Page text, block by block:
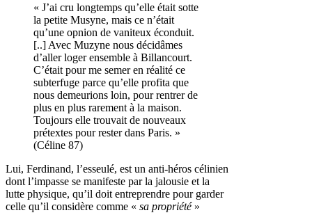
« J’ai cru longtemps qu’elle était sotte
la petite Musyne, mais ce n’était
qu’une opnion de vaniteux éconduit.
[..] Avec Muzyne nous décidâmes
d’aller loger ensemble à Billancourt.
C’était pour me semer en réalité ce
subterfuge parce qu’elle profita que
nous demeurions loin, pour rentrer de
plus en plus rarement à la maison.
Toujours elle trouvait de nouveaux
prétextes pour rester dans Paris. »
(Céline 87)
Lui, Ferdinand, l’esseulé, est un anti-héros célinien
dont l’impasse se manifeste par la jalousie et la
lutte physique, qu’il doit entreprendre pour garder
celle qu’il considère comme « sa propriété»